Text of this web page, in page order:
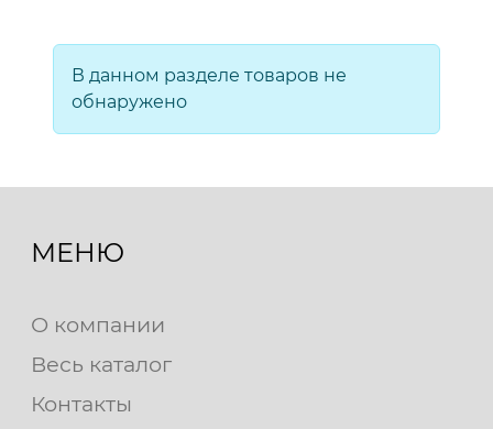
В данном разделе товаров не
обнаружено
МЕНЮ
О компании
Весь каталог
Контакты